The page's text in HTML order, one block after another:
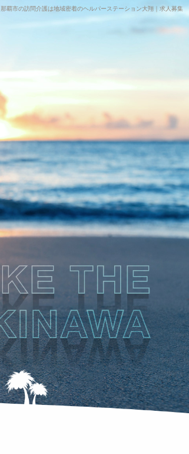
那覇市の訪問介護は地域密着のヘルパーステーション大翔｜求人募集